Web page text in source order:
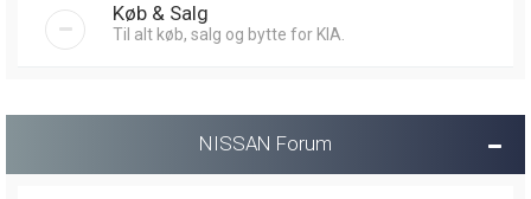
Køb & Salg
Til alt køb, salg og bytte for KIA.
NISSAN Forum